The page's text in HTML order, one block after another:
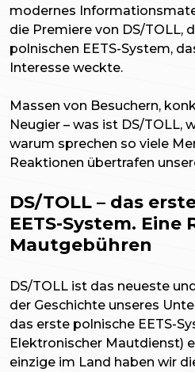
modernes
die Premiere von DS/TOLL,
polnischen EETS-System,
Interesse weckte.
Massen von Besuchern,
Neugier – was ist DS/TOLL,
warum sprechen so viele
Reaktionen übertrafen
DS/TOLL – das
EETS-System.
Mautgebühren
DS/TOLL ist das neueste
der Geschichte unseres
das erste polnische EETS-
Elektronischer Mautdienst)
einzige im Land haben wir